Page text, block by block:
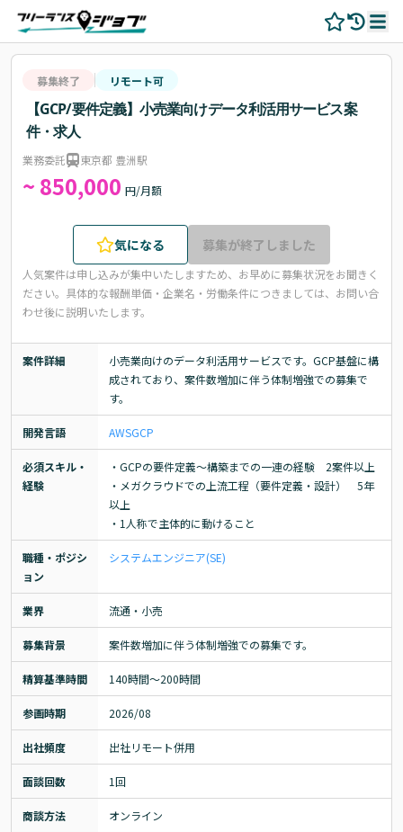
募集終了 リモート可
【GCP/要件定義】小売業向けデータ利活用サービス案
件・求人
業務委託 東京都 豊洲駅
~ 850,000 円/月額
気になる 募集が終了しました
人気案件は申し込みが集中いたしますため、お早めに募集状況をお聞きく
ださい。 具体的な報酬単価・企業名・労働条件につきましては、お問い合
わせ後に説明いたします。
案件詳細
小売業向けのデータ利活用サービスです。GCP基盤に構
成されており、案件数増加に伴う体制増強での募集で
す。
開発言語 AWSGCP
必須スキル・
経験
・GCPの要件定義～構築までの一連の経験　2案件以上
・メガクラウドでの上流工程（要件定義・設計）　5年
以上
・1人称で主体的に動けること
職種・ポジシ
ョン
システムエンジニア(SE)
業界 流通・小売
募集背景 案件数増加に伴う体制増強での募集です。
精算基準時間 140時間〜200時間
参画時期 2026/08
出社頻度 出社リモート併用
面談回数 1回
商談方法 オンライン